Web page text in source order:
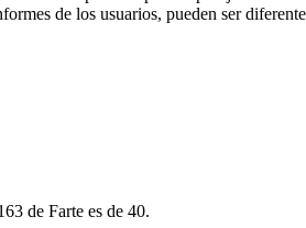
de los usuarios, pueden ser
de Farte es de 40.